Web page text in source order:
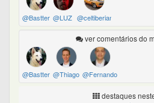
@Bastter @LUZ @celtiberian
ver comentários do
@Bastter @Thiago @Fernando
destaques